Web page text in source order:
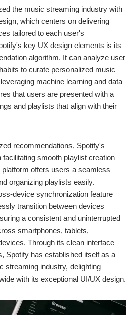
the music streaming industry with
which centers on delivering
tailored to each user's
key UX design elements is its
algorithm. It can analyze user
to curate personalized music
machine learning and data
that users are presented with a
and playlists that align with their
recommendations, Spotify's
smooth playlist creation
offers users a seamless
organizing playlists easily.
device synchronization feature
transition between devices
a consistent and uninterrupted
smartphones, tablets,
Through its clean interface
Spotify has established itself as a
streaming industry, delighting
with its exceptional UI/UX design.